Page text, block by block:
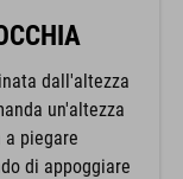
dall'altezza
un'altezza
a piegare
di appoggiare